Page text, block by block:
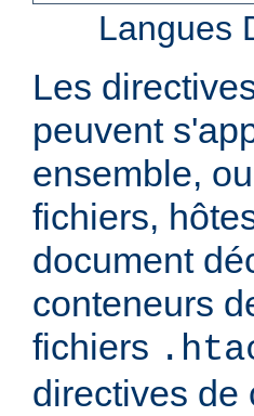
Langues
Les
peuvent
ensemble,
fichiers,
document
conteneurs
fichiers
directives de